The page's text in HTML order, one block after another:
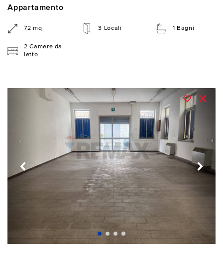
Appartamento
72 mq 3 Locali 1 Bagni
2 Camere da
letto